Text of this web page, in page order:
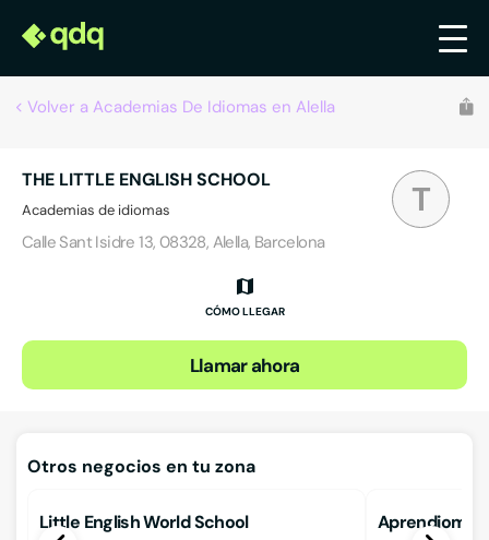
Volver a Academias De Idiomas en Alella
T
THE LITTLE ENGLISH SCHOOL
Academias de idiomas
Calle Sant Isidre 13, 08328, Alella, Barcelona
CÓMO LLEGAR
Llamar ahora
Otros negocios en tu zona
Little English World School Aprendiom